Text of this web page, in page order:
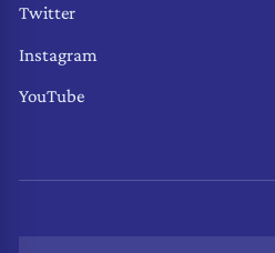
Twitter
Instagram
YouTube